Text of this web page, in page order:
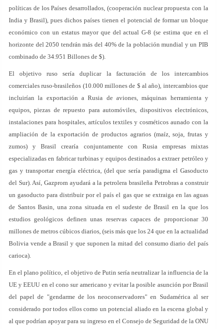
políticas de los Países desarrollados, (cooperación nuclear propuesta con la
India y Brasil), pues dichos países tienen el potencial de formar un bloque
económico con un estatus mayor que del actual G-8 (se estima que en el
horizonte del 2050 tendrán más del 40% de la población mundial y un PIB
combinado de 34.951 Billones de $).
El objetivo ruso sería duplicar la facturación de los intercambios
comerciales ruso-brasileños (10.000 millones de $ al año), intercambios que
incluirían la exportación a Rusia de aviones, máquinas herramienta y
equipos, piezas de repuesto para automóviles, dispositivos electrónicos,
instalaciones para hospitales, artículos textiles y cosméticos aunado con la
ampliación de la exportación de productos agrarios (maíz, soja, frutas y
zumos) y Brasil crearía conjuntamente con Rusia empresas mixtas
especializadas en fabricar turbinas y equipos destinados a extraer petróleo y
gas y transportar energía eléctrica, (del que sería paradigma el Gasoducto
del Sur). Así, Gazprom ayudará a la petrolera brasileña Petrobras a construir
un gasoducto para distribuir por el país el gas que se extraiga en las aguas
de Santos Basin, una zona situada en el sudeste de Brasil en la que los
estudios geológicos definen unas reservas capaces de proporcionar 30
millones de metros cúbicos diarios, (seis más que los 24 que en la actualidad
Bolivia vende a Brasil y que suponen la mitad del consumo diario del país
carioca).
En el plano político, el objetivo de Putin sería neutralizar la influencia de la
UE y EEUU en el cono sur americano y evitar la posible asunción por Brasil
del papel de "gendarme de los neoconservadores" en Sudamérica al ser
considerado por todos ellos como un potencial aliado en la escena global y
al que podrían apoyar para su ingreso en el Consejo de Seguridad de la ONU